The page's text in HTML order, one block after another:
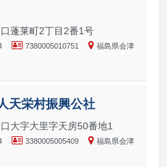
蓬莱町2丁目2番1号
7380005010751
福島県会津
天栄村振興公社
大字大里字天房50番地1
3380005005409
福島県会津